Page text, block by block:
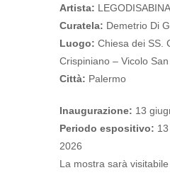
Artista: LEGODISABINA
Curatela: Demetrio Di
Luogo: Chiesa dei SS.
Crispiniano – Vicolo
Città: Palermo
Inaugurazione: 13
Periodo espositivo:
2026
La mostra sarà